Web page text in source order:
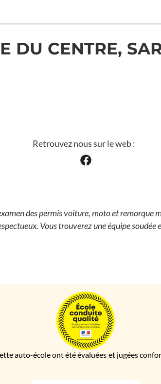
DU CENTRE,
Retrouvez nous sur le web :
des permis voiture, moto et remorque
Vous trouverez une équipe soudée
auto-école ont été évaluées et jugées